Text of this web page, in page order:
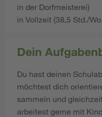
in der Dorfmeisterei)
in Vollzeit (38,5 Std./
Dein
Du hast deinen
möchtest dich
sammeln und
arbeitest gerne mit